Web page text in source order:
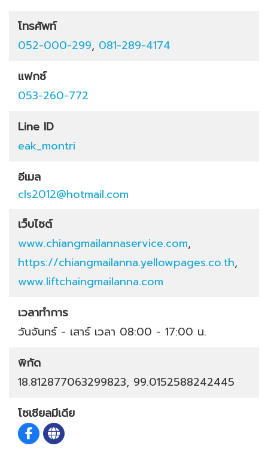
โทรศัพท์
052-000-299, 081-289-4174
แฟกซ์
053-260-772
Line ID
eak_montri
อีเมล
cls2012@hotmail.com
เว็บไซต์
www.chiangmailannaservice.com,
https://chiangmailanna.yellowpages.co.th,
www.liftchaingmailanna.com
เวลาทำการ
วันจันทร์ - เสาร์ เวลา 08:00 - 17:00 น.
พิกัด
18.812877063299823, 99.0152588242445
โซเชียลมีเดีย